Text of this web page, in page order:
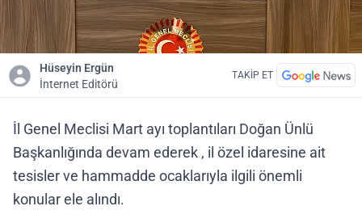
Hüseyin Ergün
İnternet Editörü
TAKİP ET
İl Genel Meclisi Mart ayı toplantıları Doğan Ünlü
Başkanlığında devam ederek , il özel idaresine ait
tesisler ve hammadde ocaklarıyla ilgili önemli
konular ele alındı.